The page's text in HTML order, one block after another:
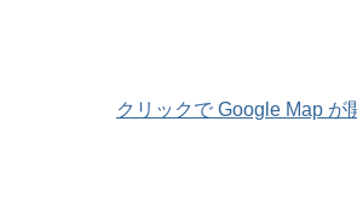
クリックで Google Map が